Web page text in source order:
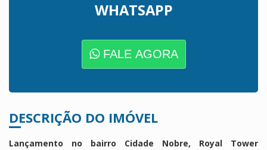
WHATSAPP
FALE AGORA
DESCRIÇÃO DO IMÓVEL
Lançamento no bairro Cidade Nobre, Royal Tower